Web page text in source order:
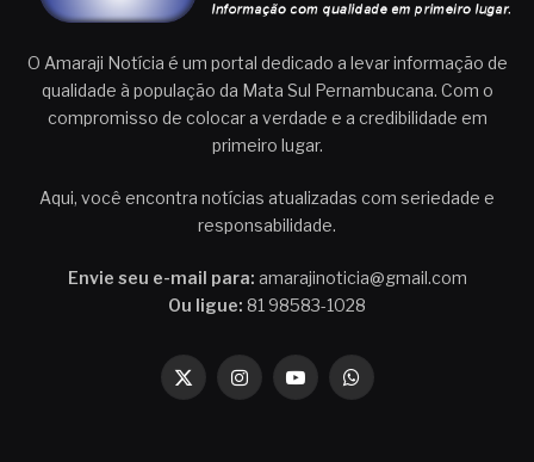
O Amaraji Notícia é um portal dedicado a levar informação de
qualidade à população da Mata Sul Pernambucana. Com o
compromisso de colocar a verdade e a credibilidade em
primeiro lugar.
Aqui, você encontra notícias atualizadas com seriedade e
responsabilidade.
Envie seu e-mail para: amarajinoticia@gmail.com
Ou ligue: 81 98583-1028
X
InstagramYouTubeWhatsApp